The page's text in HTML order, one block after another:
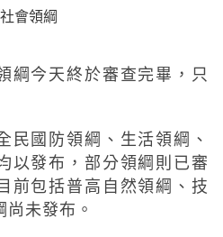
綱今天終於審查完畢，只
民國防領綱、生活領綱、
以發布，部分領綱則已審
前包括普高自然領綱、技
未發布。